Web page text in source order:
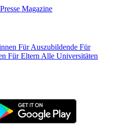
Presse Magazine
Für Auszubildende Für
Für Eltern Alle Universitäten